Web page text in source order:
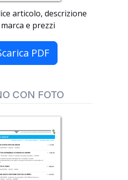
articolo, descrizione
e prezzi
PDF
CON FOTO